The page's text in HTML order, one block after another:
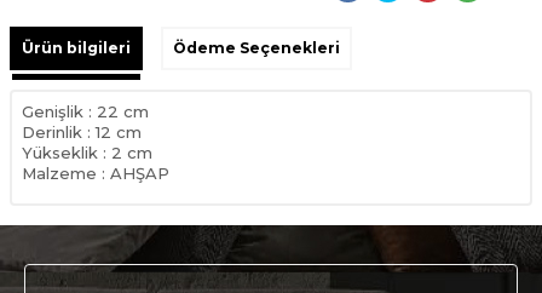
Ürün bilgileri Ödeme Seçenekleri
Genişlik : 22 cm
Derinlik : 12 cm
Yükseklik : 2 cm
Malzeme : AHŞAP